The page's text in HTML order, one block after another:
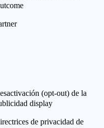
(opt-out) de la
display
de privacidad de